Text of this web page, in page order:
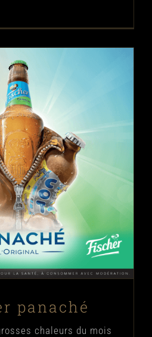
panaché
Nouveautés Bières
panaché
chaleurs du mois